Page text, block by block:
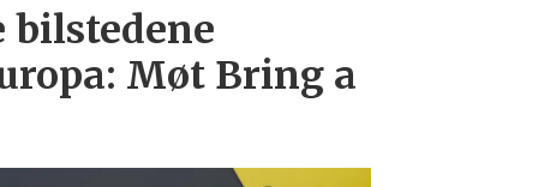
bilstedene
Møt Bring a